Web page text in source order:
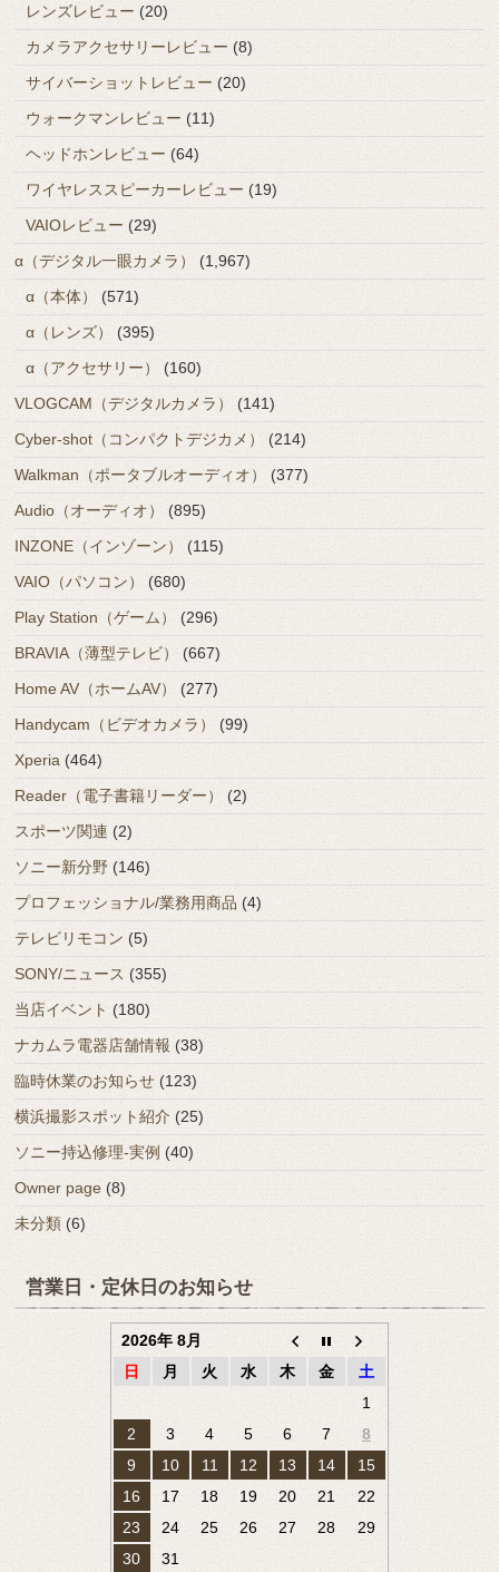
レンズレビュー (20)
カメラアクセサリーレビュー (8)
サイバーショットレビュー (20)
ウォークマンレビュー (11)
ヘッドホンレビュー (64)
ワイヤレススピーカーレビュー (19)
VAIOレビュー (29)
α（デジタル一眼カメラ）
(1,967)
α（本体）
(571)
α（レンズ）
(395)
α（アクセサリー）
(160)
VLOGCAM（デジタルカメラ）
(141)
Cyber-shot（コンパクトデジカメ）
(214)
Walkman（ポータブルオーディオ）
(377)
Audio（オーディオ）
(895)
INZONE（インゾーン）
(115)
VAIO（パソコン）
(680)
Play Station（ゲーム）
(296)
BRAVIA（薄型テレビ）
(667)
Home AV（ホームAV） (277)
Handycam（ビデオカメラ）
(99)
Xperia (464)
Reader（電子書籍リーダー）
(2)
スポーツ関連 (2)
ソニー新分野 (146)
プロフェッショナル/業務用商品 (4)
テレビリモコン (5)
SONY/ニュース (355)
当店イベント (180)
ナカムラ電器店舗情報 (38)
臨時休業のお知らせ (123)
横浜撮影スポット紹介 (25)
ソニー持込修理-実例 (40)
Owner page (8)
未分類 (6)
営業日・定休日のお知らせ
2026年 8月
日
月 火 水 木 金
土
1
2
3 4 5 6 7
8
9
10 11 12 13 14
15
16
17 18 19 20 21
22
23
24 25 26 27 28
29
30
31